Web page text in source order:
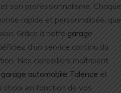
son professionnalisme. Chaque
rapide et personnalisée, que
Grâce à notre garage
d’un service continu du
Nos conseillers maîtrisent
garage automobile Talence et
choix en fonction de vos